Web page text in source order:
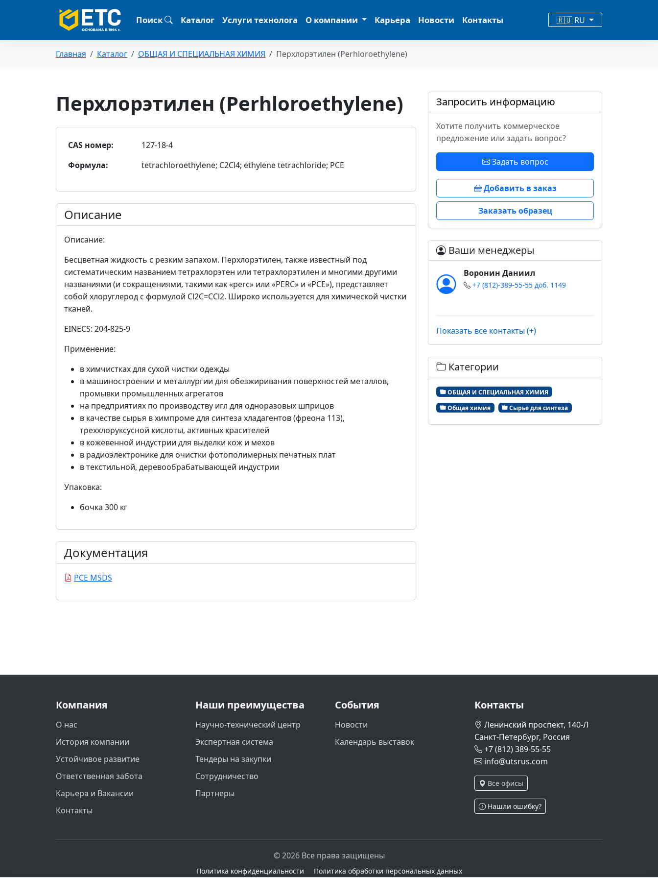
Поиск Каталог Услуги технолога О компании Карьера Новости Контакты 🇷🇺 RU
Главная Каталог ОБЩАЯ И СПЕЦИАЛЬНАЯ ХИМИЯ Перхлорэтилен (Perhloroethylene)
Перхлорэтилен (Perhloroethylene)
CAS номер:
127-18-4
Формула:
tetrachloroethylene; C2Cl4; ethylene tetrachloride; PCE
Описание
Описание:
Бесцветная жидкость с резким запахом. Перхлорэтилен, также известный под
систематическим названием тетрахлорэтен или тетрахлорэтилен и многими другими
названиями (и сокращениями, такими как «perc» или «PERC» и «PCE»), представляет
собой хлоруглерод с формулой Cl2C=CCl2. Широко используется для химической чистки
тканей.
EINECS: 204-825-9
Применение:
в химчистках для сухой чистки одежды
в машиностроении и металлургии для обезжиривания поверхностей металлов,
промывки промышленных агрегатов
на предприятиях по производству игл для одноразовых шприцов
в качестве сырья в химпроме для синтеза хладагентов (фреона 113),
треххлоруксусной кислоты, активных красителей
в кожевенной индустрии для выделки кож и мехов
в радиоэлектронике для очистки фотополимерных печатных плат
в текстильной, деревообрабатывающей индустрии
Упаковка:
бочка 300 кг
Документация
PCE MSDS
Запросить информацию
Хотите получить коммерческое
предложение или задать вопрос?
Задать вопрос
Добавить в заказ
Заказать образец
Ваши менеджеры
Воронин Даниил
+7 (812)-389-55-55 доб. 1149
Показать все контакты (+)
Категории
ОБЩАЯ И СПЕЦИАЛЬНАЯ ХИМИЯ
Общая химия
Сырье для синтеза
Компания
О нас
История компании
Устойчивое развитие
Ответственная забота
Карьера и Вакансии
Контакты
Наши преимущества
Научно-технический центр
Экспертная система
Тендеры на закупки
Сотрудничество
Партнеры
События
Новости
Календарь выставок
Контакты
Ленинский проспект, 140-Л
Санкт-Петербург, Россия
+7 (812) 389-55-55
info@utsrus.com
Все офисы
Нашли ошибку?
© 2026 Все права защищены
Политика конфиденциальности Политика обработки персональных данных